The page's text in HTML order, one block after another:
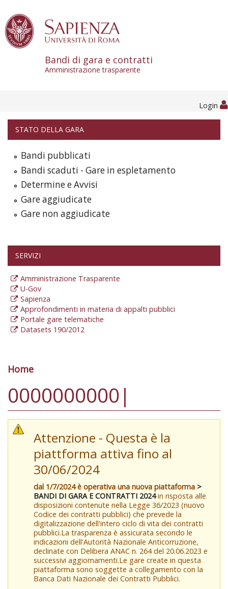
Bandi di gara e contratti
Amministrazione trasparente
Login
STATO DELLA GARA
Bandi pubblicati
Bandi scaduti - Gare in espletamento
Determine e Avvisi
Gare aggiudicate
Gare non aggiudicate
SERVIZI
Amministrazione Trasparente
U-Gov
Sapienza
Approfondimenti in materia di appalti pubblici
Portale gare telematiche
Datasets 190/2012
Tu sei qui
Home
0000000000|
Attenzione - Questa è la
piattforma attiva fino al
30/06/2024
dal 1/7/2024 è operativa una nuova piattaforma >
BANDI DI GARA E CONTRATTI 2024in risposta alle
disposizioni contenute nella Legge 36/2023 (nuovo
Codice dei contratti pubblici) che prevede la
digitalizzazione dell'intero ciclo di vita dei contratti
pubblici.La trasparenza è assicurata secondo le
indicazioni dell'Autorità Nazionale Anticorruzione,
declinate con Delibera ANAC n. 264 del 20.06.2023 e
successivi aggiornamenti.Le gare create in questa
piattaforma sono soggette a collegamento con la
Banca Dati Nazionale dei Contratti Pubblici.